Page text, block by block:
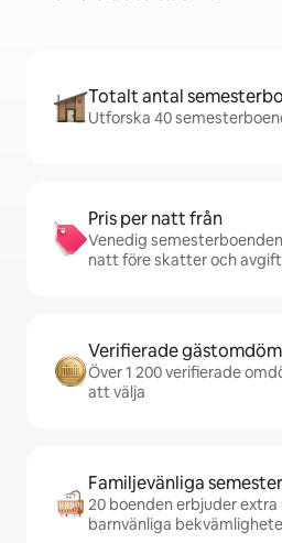
Totalt antal
Utforska 40
Pris per natt från
Venedig
natt före skatter och
Verifierade
Över 1 200 verifierade
att välja
Familjevänliga
20 boenden erbjuder
barnvänliga